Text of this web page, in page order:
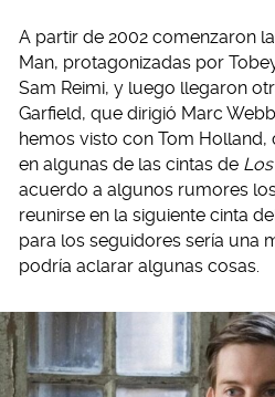
A partir de 2002 comenzaron
Man, protagonizadas por
Sam Reimi, y luego llegaron
Garfield, que dirigió Marc
hemos visto con Tom
en algunas de las cintas de
acuerdo a algunos rumores
reunirse en la siguiente cinta
para los seguidores sería una
podría aclarar algunas cosas.